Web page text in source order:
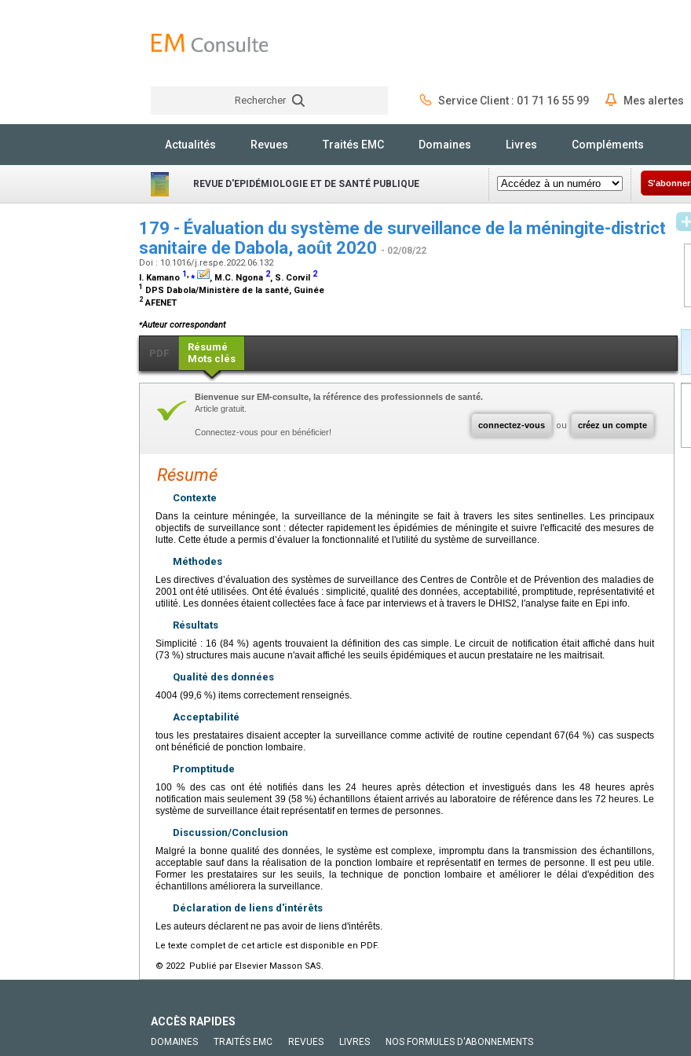
Rechercher Service Client : 01 71 16 55 99 Mes alertes
Actualités Revues Traités EMC Domaines Livres Compléments
REVUE D'EPIDÉMIOLOGIE ET DE SANTÉ PUBLIQUE S'abonner
179 - Évaluation du système de surveillance de la méningite-district
sanitaire de Dabola, août 2020 - 02/08/22
Doi : 10.1016/j.respe.2022.06.132
I. Kamano 1,⁎ , M.C. Ngona 2, S. Corvil 2
1 DPS Dabola/Ministère de la santé, Guinée
2 AFENET
⁎Auteur correspondant
PDF
Résumé
Mots clés
connectez-vous ou créez un compte
Bienvenue sur EM-consulte, la référence des professionnels de santé.
Article gratuit.
Connectez-vous pour en bénéficier!
Résumé
Contexte
Dans la ceinture méningée, la surveillance de la méningite se fait à travers les sites sentinelles. Les principaux
objectifs de surveillance sont : détecter rapidement les épidémies de méningite et suivre l'efficacité des mesures de
lutte. Cette étude a permis d’évaluer la fonctionnalité et l'utilité du système de surveillance.
Méthodes
Les directives d’évaluation des systèmes de surveillance des Centres de Contrôle et de Prévention des maladies de
2001 ont été utilisées. Ont été évalués : simplicité, qualité des données, acceptabilité, promptitude, représentativité et
utilité. Les données étaient collectées face à face par interviews et à travers le DHIS2, l'analyse faite en Epi info.
Résultats
Simplicité : 16 (84 %) agents trouvaient la définition des cas simple. Le circuit de notification était affiché dans huit
(73 %) structures mais aucune n'avait affiché les seuils épidémiques et aucun prestataire ne les maitrisait.
Qualité des données
4004 (99,6 %) items correctement renseignés.
Acceptabilité
tous les prestataires disaient accepter la surveillance comme activité de routine cependant 67(64 %) cas suspects
ont bénéficié de ponction lombaire.
Promptitude
100 % des cas ont été notifiés dans les 24 heures après détection et investigués dans les 48 heures après
notification mais seulement 39 (58 %) échantillons étaient arrivés au laboratoire de référence dans les 72 heures. Le
système de surveillance était représentatif en termes de personnes.
Discussion/Conclusion
Malgré la bonne qualité des données, le système est complexe, impromptu dans la transmission des échantillons,
acceptable sauf dans la réalisation de la ponction lombaire et représentatif en termes de personne. Il est peu utile.
Former les prestataires sur les seuils, la technique de ponction lombaire et améliorer le délai d'expédition des
échantillons améliorera la surveillance.
Déclaration de liens d'intérêts
Les auteurs déclarent ne pas avoir de liens d'intérêts.
Le texte complet de cet article est disponible en PDF.
© 2022 Publié par Elsevier Masson SAS.
ACCÈS RAPIDES
DOMAINES TRAITÉS EMC REVUES LIVRES NOS FORMULES D'ABONNEMENTS